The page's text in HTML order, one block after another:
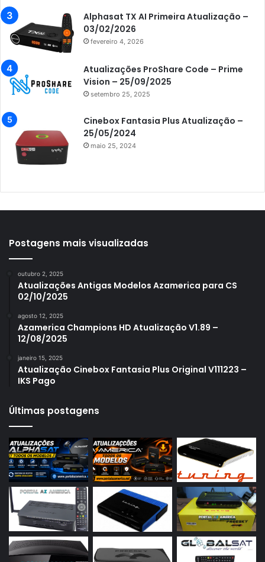
Azamerica F92 Plus
Azamerica Gold
Azamerica i5 IPTV
Azamerica i7 IPTV
Azamerica King
Azamerica King GX PRO
Azamerica King IPTV
Azamerica Mobi
Azamerica S1005
Azamerica S1006 Plus
Azamerica S1007 New
Azamerica S1007 Plus
Azamerica S1009
Azamerica S2005
Azamerica S2015
Azamerica S922
Azamerica S922 Mini
Azamerica S928
Azamerica Silver
Azamerica Silver GX PRO
Alphasat TX AI Primeira Atualização –
03/02/2026
fevereiro 4, 2026
Atualizações ProShare Code – Prime
Vision – 25/09/2025
setembro 25, 2025
Cinebox Fantasia Plus Atualização –
25/05/2024
maio 25, 2024
Postagens mais visualizadas
outubro 2, 2025
Atualizações Antigas Modelos Azamerica para CS
02/10/2025
agosto 12, 2025
Azamerica Champions HD Atualização V1.89 –
12/08/2025
janeiro 15, 2025
Atualização Cinebox Fantasia Plus Original V111223 –
IKS Pago
Últimas postagens